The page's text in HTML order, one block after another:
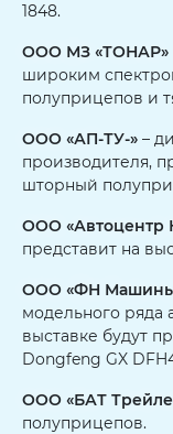
1848.
ООО МЗ «ТОНАР»
широким
полуприцепов и
ООО «АП-ТУ-» –
производителя,
шторный
ООО «Автоцентр
представит на
ООО «ФН
модельного ряда
выставке будут
Dongfeng GX
ООО «БАТ
полуприцепов.